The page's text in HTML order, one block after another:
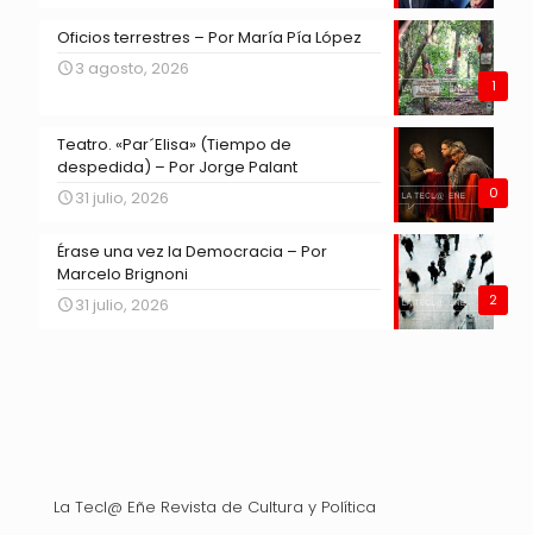
1
Oficios terrestres – Por María Pía López
3 agosto, 2026
0
Teatro. «Par´Elisa» (Tiempo de
despedida) – Por Jorge Palant
31 julio, 2026
2
Érase una vez la Democracia – Por
Marcelo Brignoni
31 julio, 2026
La Tecl@ Eñe Revista de Cultura y Política